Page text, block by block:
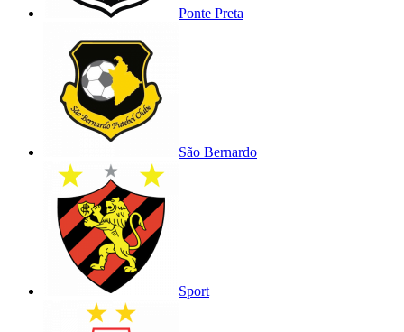
Ponte Preta
São Bernardo
Sport